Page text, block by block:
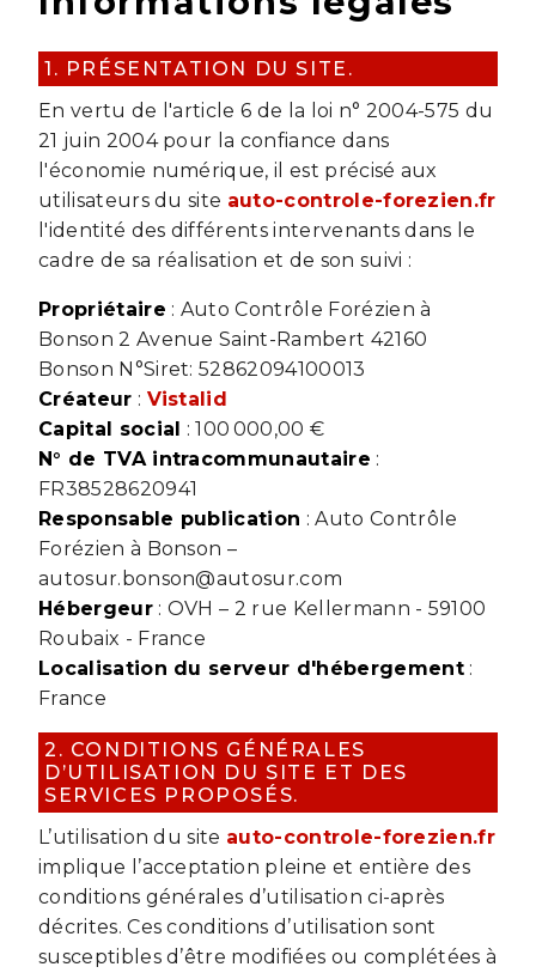
1. PRÉSENTATION DU SITE.
En vertu de l'article 6 de la loi n° 2004-575 du
21 juin 2004 pour la confiance dans
l'économie numérique, il est précisé aux
utilisateurs du site auto-controle-forezien.fr
l'identité des différents intervenants dans le
cadre de sa réalisation et de son suivi :
Propriétaire : Auto Contrôle Forézien à
Bonson 2 Avenue Saint-Rambert 42160
Bonson N°Siret: 52862094100013
Créateur : Vistalid
Capital social : 100 000,00 €
N° de TVA intracommunautaire :
FR38528620941
Responsable publication : Auto Contrôle
Forézien à Bonson –
autosur.bonson@autosur.com
Hébergeur: OVH – 2 rue Kellermann - 59100
Roubaix - France
Localisation du serveur d'hébergement:
France
2. CONDITIONS GÉNÉRALES
D’UTILISATION DU SITE ET DES
SERVICES PROPOSÉS.
L’utilisation du site auto-controle-forezien.fr
implique l’acceptation pleine et entière des
conditions générales d’utilisation ci-après
décrites. Ces conditions d’utilisation sont
susceptibles d’être modifiées ou complétées à